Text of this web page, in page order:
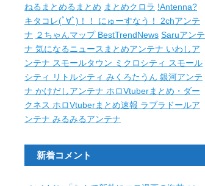
ねるまとめるまとめ まとめクロラ !Antenna?
キタコレ(ﾟ∀ﾟ)！！ にゅーすなう！ 2chアンテ
ナ ２ちゃんマップ BestTrendNews Saruアンテ
ナ 気になるニュースまとめアンテナ いわしア
ンテナ スモールタウン ミクロシティ スモール
シティ
リトルシティ みくろたうん 銀河アンテ
ナ かけだしアンテナ ホロVtuberまとめ・ダー
クネス ホロVtuberまとめ速報 ラブラドールア
ンテナ みるみるアンテナ
新着コメント